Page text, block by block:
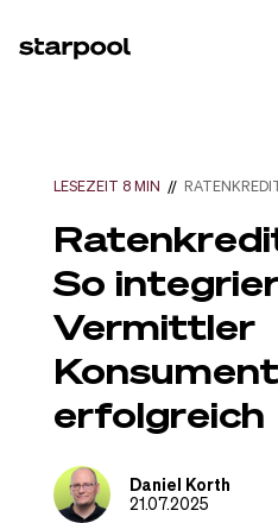
LESEZEIT 8 MIN //
So
Vermittler
erfolgreich
Daniel Korth
21.07.2025